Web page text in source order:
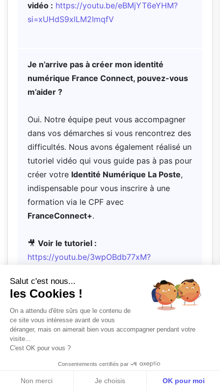
vidéo : https://youtu.be/eBMjYT6eYHM?
si=xUHdS9xlLM2ImqfV
Je n’arrive pas à créer mon identité
numérique France Connect, pouvez-vous
m’aider ?
Oui. Notre équipe peut vous accompagner
dans vos démarches si vous rencontrez des
difficultés. Nous avons également réalisé un
tutoriel vidéo qui vous guide pas à pas pour
créer votre Identité Numérique La Poste,
indispensable pour vous inscrire à une
formation via le CPF avec
FranceConnect+.
🎥 Voir le tutoriel :
https://youtu.be/3wpOBdb77xM?
Si vous rencontrez toujours un problème
après avoir suivi la vidéo, contactez-nous :
nous vous accompagnerons jusqu'à la
finalisation de votre inscription.
Salut c'est nous...
les Cookies !
On a attendu d'être sûrs que le contenu de
ce site vous intéresse avant de vous
déranger, mais on aimerait bien vous accompagner pendant votre
visite...
C'est OK pour vous ?
Consentements certifiés par
Non merci Je choisis OK pour moi